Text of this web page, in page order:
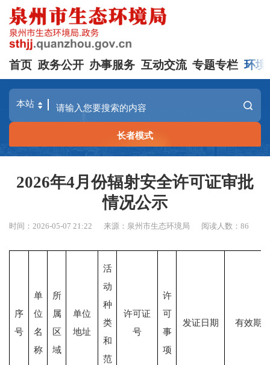
首页 政务公开 办事服务 互动交流 专题专栏 环境
长者模式
2026年4月份辐射安全许可证审批
情况公示
时间：2026-05-07 21:22 来源：泉州市生态环境局 阅读人数：86
序
号
单
位
名
称
所
属
区
域
单位
地址
活
动
种
类
和
范
许可证
号
许
可
事
项
发证日期 有效期